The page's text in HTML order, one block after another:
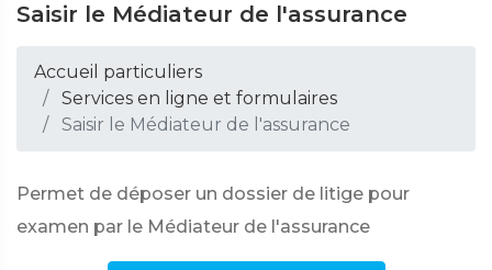
Saisir le Médiateur de l'assurance
Accueil particuliers
Services en ligne et formulaires
Saisir le Médiateur de l'assurance
Permet de déposer un dossier de litige pour
examen par le Médiateur de l'assurance